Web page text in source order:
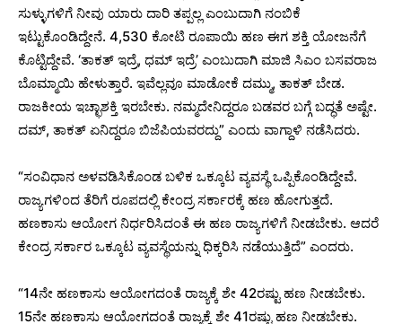
ಸುಳ್ಳುಗಳಿಗೆ ನೀವು ಯಾರು ದಾರಿ ತಪ್ಪಲ್ಲ ಎಂಬುದಾಗಿ ನಂಬಿಕೆ
ಇಟ್ಟುಕೊಂಡಿದ್ದೇನೆ. 4,530 ಕೋಟಿ ರೂಪಾಯಿ ಹಣ ಈಗ ಶಕ್ತಿ ಯೋಜನೆಗೆ
ಕೊಟ್ಟಿದ್ದೇವೆ. ‘ತಾಕತ್ ಇದ್ರೆ, ಧಮ್ ಇದ್ರೆ’ ಎಂಬುದಾಗಿ ಮಾಜಿ ಸಿಎಂ ಬಸವರಾಜ
ಬೊಮ್ಮಾಯಿ ಹೇಳುತ್ತಾರೆ. ಇವೆಲ್ಲವೂ ಮಾಡೋಕೆ ದಮ್ಮು, ತಾಕತ್ ಬೇಡ.
ರಾಜಕೀಯ ಇಚ್ಛಾಶಕ್ತಿ ಇರಬೇಕು. ನಮ್ಮದೇನಿದ್ದರೂ ಬಡವರ ಬಗ್ಗೆ ಬದ್ಧತೆ ಅಷ್ಟೇ.
ದಮ್, ತಾಕತ್ ಏನಿದ್ದರೂ ಬಿಜೆಪಿಯವರದ್ದು” ಎಂದು ವಾಗ್ದಾಳಿ ನಡೆಸಿದರು.
“ಸಂವಿಧಾನ ಅಳವಡಿಸಿಕೊಂಡ ಬಳಿಕ ಒಕ್ಕೂಟ ವ್ಯವಸ್ಥೆ ಒಪ್ಪಿಕೊಂಡಿದ್ದೇವೆ.
ರಾಜ್ಯಗಳಿಂದ ತೆರಿಗೆ ರೂಪದಲ್ಲಿ ಕೇಂದ್ರ ಸರ್ಕಾರಕ್ಕೆ ಹಣ ಹೋಗುತ್ತದೆ.
ಹಣಕಾಸು ಆಯೋಗ ನಿರ್ಧರಿಸಿದಂತೆ ಈ ಹಣ ರಾಜ್ಯಗಳಿಗೆ ನೀಡಬೇಕು. ಆದರೆ
ಕೇಂದ್ರ ಸರ್ಕಾರ ಒಕ್ಕೂಟ ವ್ಯವಸ್ಥೆಯನ್ನು ಧಿಕ್ಕರಿಸಿ ನಡೆಯುತ್ತಿದೆ” ಎಂದರು.
“14ನೇ ಹಣಕಾಸು ಆಯೋಗದಂತೆ ರಾಜ್ಯಕ್ಕೆ ಶೇ 42ರಷ್ಟು ಹಣ ನೀಡಬೇಕು.
15ನೇ ಹಣಕಾಸು ಆಯೋಗದಂತೆ ರಾಜ್ಯಕ್ಕೆ ಶೇ 41ರಷ್ಟು ಹಣ ನೀಡಬೇಕು.